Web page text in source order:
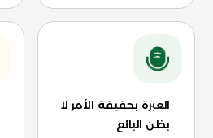
العبرة بحقيقة الأمر لا
بظن البائع